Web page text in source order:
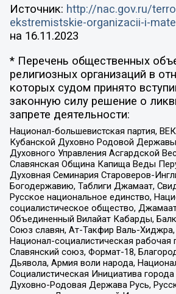
Источник: http://nac.gov.ru/
ekstremistskie-organizacii-i-
на 16.11.2023
* Перечень общественных
религиозных организаций в
которых судом принято
законную силу решение о
запрете деятельности:
Национал-большевистская партия,
Кубанской Духовно Родовой
Духовного Управления Асгардской
Славянская Община Капища Веды
Духовная Семинария Староверов-
Богодержавию, Таблиги Джамаат,
Русское национальное единство,
социалистическое общество,
Объединенный Вилайат Кабарды,
Союз славян, Ат-Такфир Валь-Хиджра,
Национал-социалистическая рабочая
Славянский союз, Формат-18,
Дьявола, Армия воли народа,
Социалистическая Инициатива
Духовно-Родовая Держава Русь,